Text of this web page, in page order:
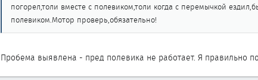
погорел,толи вместе с полевиком,толи когда с перемычкой
полевиком.Мотор проверь,обязательно!
Пробема выявлена - пред полевика не работает. Я правильно